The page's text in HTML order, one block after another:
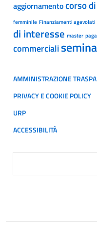
aggiornamentocorso
femminile Finanziamenti agevolati
di interesse master
commerciali
AMMINISTRAZIONE
PRIVACY E COOKIE POLICY
URP
ACCESSIBILITÀ